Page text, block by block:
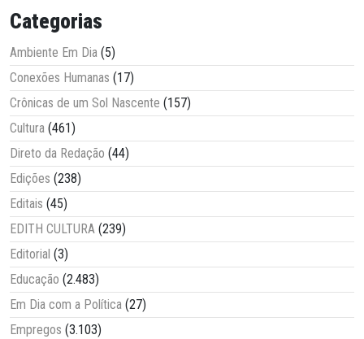
Categorias
Ambiente Em Dia (5)
Conexões Humanas (17)
Crônicas de um Sol Nascente (157)
Cultura (461)
Direto da Redação (44)
Edições (238)
Editais (45)
EDITH CULTURA (239)
Editorial (3)
Educação (2.483)
Em Dia com a Política (27)
Empregos (3.103)